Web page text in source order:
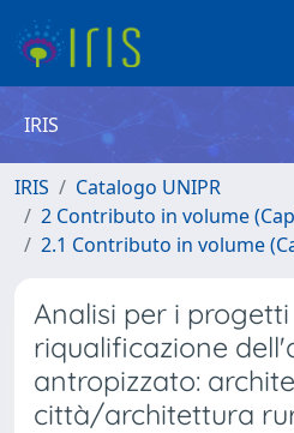
IRIS
IRIS
Catalogo UNIPR
2 Contributo in volume
2.1 Contributo in volume
Analisi per i progetti
riqualificazione
antropizzato:
città/architettura